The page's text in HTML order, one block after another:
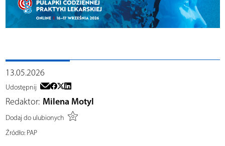
13.05.2026
Udostępnij
Redaktor: Milena Motyl
Dodaj do ulubionych
Źródło:PAP